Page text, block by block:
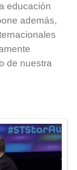
educación
además,
de nuestra